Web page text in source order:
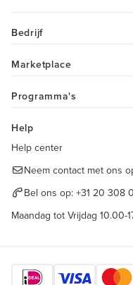
Bedrijf
Marketplace
Programma's
Help
Help center
Neem contact met ons
Bel ons op: +31 20 308
Maandag tot Vrijdag 10.00-